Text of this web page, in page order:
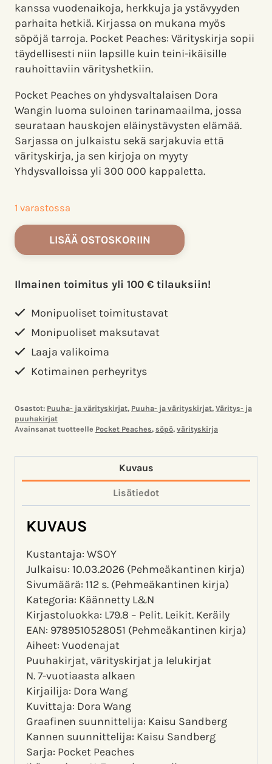
kanssa vuodenaikoja, herkkuja ja ystävyyden
parhaita hetkiä. Kirjassa on mukana myös
söpöjä tarroja. Pocket Peaches: Värityskirja sopii
täydellisesti niin lapsille kuin teini-ikäisille
rauhoittaviin värityshetkiin.
Pocket Peaches on yhdysvaltalaisen Dora
Wangin luoma suloinen tarinamaailma, jossa
seurataan hauskojen eläinystävysten elämää.
Sarjassa on julkaistu sekä sarjakuvia että
värityskirja, ja sen kirjoja on myyty
Yhdysvalloissa yli 300 000 kappaletta.
1 varastossa
Pocket
peaches:
Wang,
Dora
määrä
LISÄÄ OSTOSKORIIN
Ilmainen toimitus yli 100 € tilauksiin!
Monipuoliset toimitustavat
Monipuoliset maksutavat
Laaja valikoima
Kotimainen perheyritys
Osastot: Puuha- ja värityskirjat, Puuha- ja värityskirjat, Väritys- ja
puuhakirjat
Avainsanat tuotteelle Pocket Peaches, söpö, värityskirja
Kuvaus
Lisätiedot
KUVAUS
Kustantaja: WSOY
Julkaisu: 10.03.2026 (Pehmeäkantinen kirja)
Sivumäärä: 112 s. (Pehmeäkantinen kirja)
Kategoria: Käännetty L&N
Kirjastoluokka: L79.8 – Pelit. Leikit. Keräily
EAN: 9789510528051 (Pehmeäkantinen kirja)
Aiheet: Vuodenajat
Puuhakirjat, värityskirjat ja lelukirjat
N. 7-vuotiaasta alkaen
Kirjailija: Dora Wang
Kuvittaja: Dora Wang
Graafinen suunnittelija: Kaisu Sandberg
Kannen suunnittelija: Kaisu Sandberg
Sarja: Pocket Peaches